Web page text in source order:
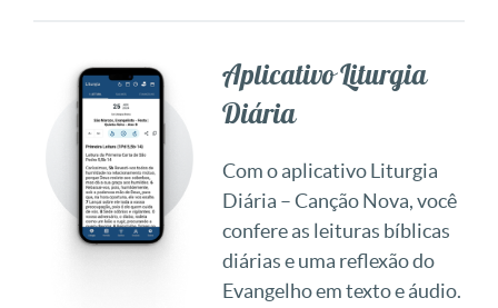
Aplicativo Liturgia
Diária
Com o aplicativo Liturgia
Diária – Canção Nova, você
confere as leituras bíblicas
diárias e uma reflexão do
Evangelho em texto e áudio.